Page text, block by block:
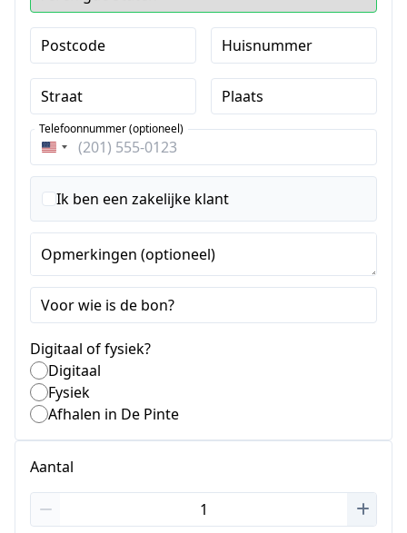
Postcode Huisnummer
Straat Plaats
Verenigde
Staten
+1
Telefoonnummer (optioneel)
Ik ben een zakelijke klant
Opmerkingen (optioneel)
Voor wie is de bon?
Digitaal of fysiek?
Digitaal
Fysiek
Afhalen in De Pinte
Aantal